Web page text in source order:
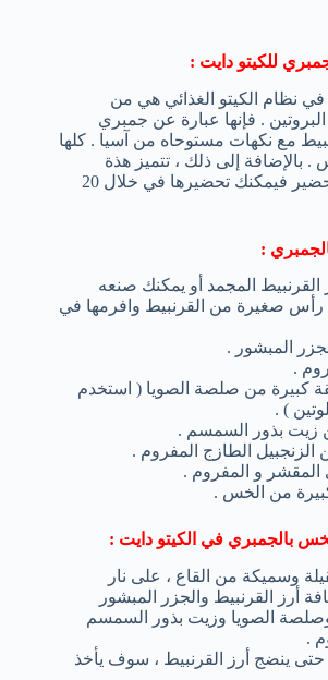
بالجمبري للكيتو دايت :
نظام الكيتو الغذائي هي من
البروتين . فإنها عبارة عن جمبري
مع نكهات مستوحاه من آسيا . كلها
بالإضافة إلى ذلك ، تتميز هذة
الوصفة بأنها سريعة التحضير فيمكنك تحضيرها في خلال 20
:
القرنبيط المجمد أو يمكنك صنعه
رأس صغيرة من القرنبيط وافرمها في
المبشور .
كبيرة من صلصة الصويا ( استخدم
) .
زيت بذور السمسم .
المقشر و المفروم .
بالجمبري في الكيتو دايت :
وسميكة من القاع ، على نار
أرز القرنبيط والجزر المبشور
الصويا وزيت بذور السمسم
.
حتى ينضج أرز القرنبيط ، سوف يأخذ